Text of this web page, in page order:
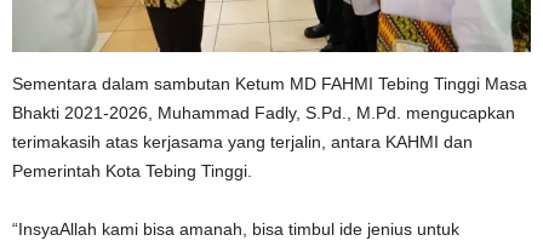
Sementara dalam sambutan Ketum MD FAHMI Tebing Tinggi Masa
Bhakti 2021-2026, Muhammad Fadly, S.Pd., M.Pd. mengucapkan
terimakasih atas kerjasama yang terjalin, antara KAHMI dan
Pemerintah Kota Tebing Tinggi.
“InsyaAllah kami bisa amanah, bisa timbul ide jenius untuk